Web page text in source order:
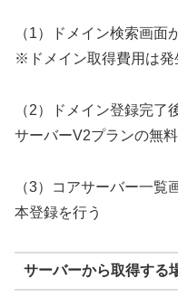
（1）ドメイン検索画面
※ドメイン取得費用は発
（2）ドメイン登録完
サーバーV2プランの無
（3）コアサーバー一
本登録を行う
サーバーから取得する